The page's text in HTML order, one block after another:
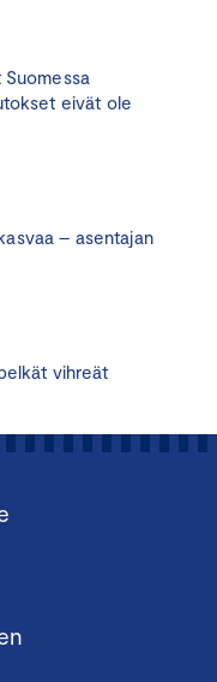
eivät ole
– asentajan
vihreät